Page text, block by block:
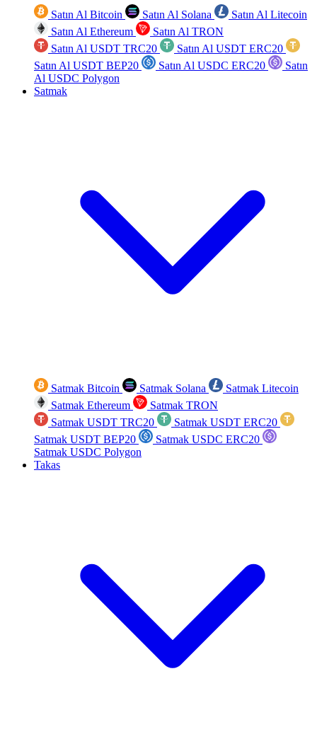
Satın Al Bitcoin Satın Al Solana
Satın Al Litecoin
Satın Al Ethereum
Satın Al TRON
Satın Al USDT TRC20
Satın Al USDT ERC20
Satın Al USDT BEP20
Satın Al USDC ERC20
Satın
Al USDC Polygon
Satmak
Satmak Bitcoin Satmak Solana
Satmak Litecoin
Satmak Ethereum
Satmak TRON
Satmak USDT TRC20
Satmak USDT ERC20
Satmak USDT BEP20
Satmak USDC ERC20
Satmak USDC Polygon
Takas